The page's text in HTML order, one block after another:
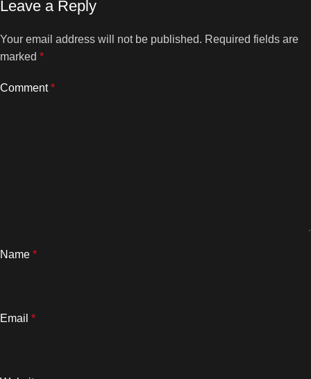
Leave a Reply
Your email address will not be published. Required fields are
marked *
Comment*
Name *
Email *